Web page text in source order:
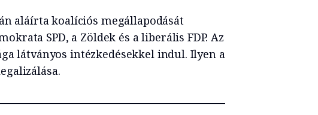
aláírta koalíciós megállapodását
SPD, a Zöldek és a liberális FDP. Az
látványos intézkedésekkel indul. Ilyen a